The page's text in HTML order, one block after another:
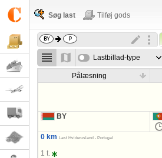
Søg last Tilføj gods
Lastbillad-type
Pålæsning
BY
0 km Last Hviderusland - Portugal
1 t.